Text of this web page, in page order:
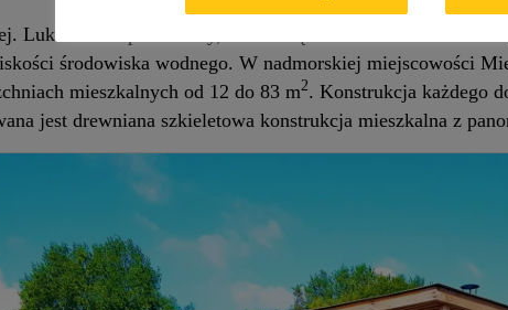
Luksusowe apartamenty, które dzięki możliwości
środowiska wodnego. W nadmorskiej miejscowości
mieszkalnych od 12 do 83 m2. Konstrukcja każdego
jest drewniana szkieletowa konstrukcja mieszkalna z